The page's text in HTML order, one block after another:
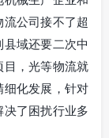
公司接不了超
域还要二次中
，光等物流就
化发展，针对
了困扰行业多